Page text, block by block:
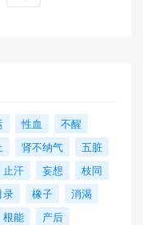
性血
不醒
肾不纳气
五脏
止汗 妄想
枝同
录 橡子
消渴
根能
产后